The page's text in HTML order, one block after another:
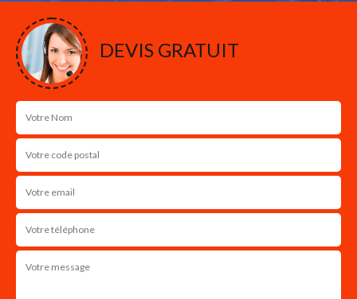
DEVIS GRATUIT